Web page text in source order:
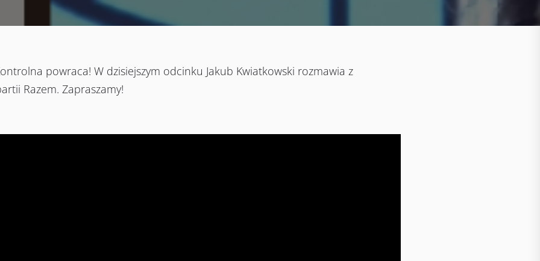
powraca! W dzisiejszym odcinku Jakub Kwiatkowski rozmawia z
Razem. Zapraszamy!